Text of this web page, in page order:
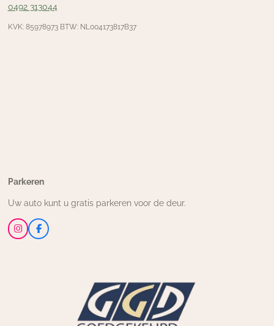
0492 313044
KVK: 85978973 BTW: NL004173817B37
Parkeren
Uw auto kunt u gratis parkeren voor de deur.
I
n
F
a